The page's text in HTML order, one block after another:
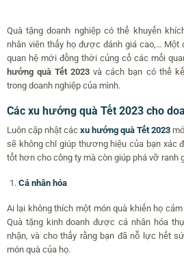
Quà tặng doanh nghiệp có thể khuyến
nhân viên thấy họ được đánh giá cao,…
quan hệ mới đồng thời củng cố các mối
hướng quà Tết 2023 và cách bạn có thể
trong doanh nghiệp của mình.
Các xu hướng quà Tết 2023 cho
Luôn cập nhật các xu hướng quà Tết 2023
sẽ không chỉ giúp thương hiệu của bạn xác
tốt hơn cho công ty mà còn giúp phá vỡ ranh
Cá nhân hóa
Ai lại không thích một món quà khiến họ
Quà tặng kinh doanh được cá nhân hóa
nhận, và cho thấy rằng bạn đã nỗ lực hết
món quà của họ.